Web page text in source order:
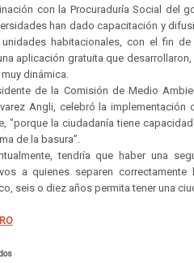
con la Procuraduría Social del
han dado capacitación y
habitacionales, con el fin
aplicación gratuita que
dinámica.
de la Comisión de Medio
Angli, celebró la implementación
"porque la ciudadanía tiene
de la basura”.
tendría que haber una
a quienes separen
seis o diez años permita tener una